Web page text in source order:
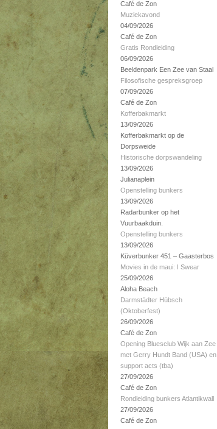
Café de Zon
Muziekavond
04/09/2026
Café de Zon
Gratis Rondleiding
06/09/2026
Beeldenpark Een Zee van Staal
Filosofische gespreksgroep
07/09/2026
Café de Zon
Kofferbakmarkt
13/09/2026
Kofferbakmarkt op de
Dorpsweide
Historische dorpswandeling
13/09/2026
Julianaplein
Openstelling bunkers
13/09/2026
Radarbunker op het
Vuurbaakduin.
Openstelling bunkers
13/09/2026
Küverbunker 451 – Gaasterbos
Movies in de maui: I Swear
25/09/2026
Aloha Beach
Darmstädter Hübsch
(Oktoberfest)
26/09/2026
Café de Zon
Opening Bluesclub Wijk aan Zee
met Gerry Hundt Band (USA) en
support acts (tba)
27/09/2026
Café de Zon
Rondleiding bunkers Atlantikwall
27/09/2026
Café de Zon